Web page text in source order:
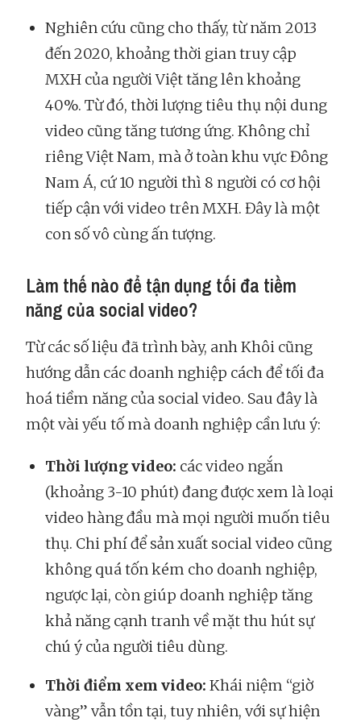
Nghiên cứu cũng cho thấy, từ năm 2013
đến 2020, khoảng thời gian truy cập
MXH của người Việt tăng lên khoảng
40%. Từ đó, thời lượng tiêu thụ nội dung
video cũng tăng tương ứng. Không chỉ
riêng Việt Nam, mà ở toàn khu vực Đông
Nam Á, cứ 10 người thì 8 người có cơ hội
tiếp cận với video trên MXH. Đây là một
con số vô cùng ấn tượng.
Làm thế nào để tận dụng tối đa tiềm
năng của social video?
Từ các số liệu đã trình bày, anh Khôi cũng
hướng dẫn các doanh nghiệp cách để tối đa
hoá tiềm năng của social video. Sau đây là
một vài yếu tố mà doanh nghiệp cần lưu ý:
Thời lượng video: các video ngắn
(khoảng 3-10 phút) đang được xem là loại
video hàng đầu mà mọi người muốn tiêu
thụ. Chi phí để sản xuất social video cũng
không quá tốn kém cho doanh nghiệp,
ngược lại, còn giúp doanh nghiệp tăng
khả năng cạnh tranh về mặt thu hút sự
chú ý của người tiêu dùng.
Thời điểm xem video: Khái niệm “giờ
vàng” vẫn tồn tại, tuy nhiên, với sự hiện